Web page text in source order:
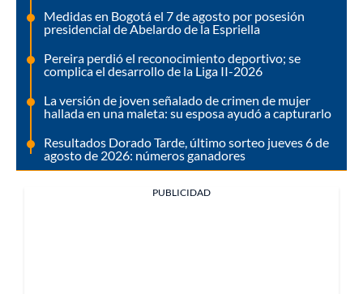
Medidas en Bogotá el 7 de agosto por posesión
presidencial de Abelardo de la Espriella
Pereira perdió el reconocimiento deportivo; se
complica el desarrollo de la Liga II-2026
La versión de joven señalado de crimen de mujer
hallada en una maleta: su esposa ayudó a capturarlo
Resultados Dorado Tarde, último sorteo jueves 6 de
agosto de 2026: números ganadores
PUBLICIDAD